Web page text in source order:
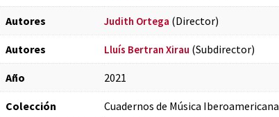
Autores Judith Ortega (Director)
Autores Lluís Bertran Xirau (Subdirector)
Año 2021
Colección Cuadernos de Música Iberoamericana